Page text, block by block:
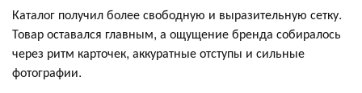
Каталог получил более свободную и выразительную сетку.
Товар оставался главным, а ощущение бренда собиралось
через ритм карточек, аккуратные отступы и сильные
фотографии.